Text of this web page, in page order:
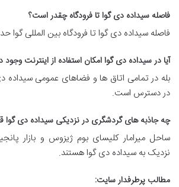
فاصله سیداده دی گوا تا فرودگاه چقدر است؟
فاصله سیداده دی گوا تا فرودگاه بین المللی گوا حدود 30 کیلومتر
آیا در سیداده دی گوا امکان استفاده از اینترنت وجود
بله در تمامی اتاق ها و فضاهای عمومی سیداده
در دسترس است.
چه جاذبه های گردشگری در نزدیکی سیداده دی گوا
ساحل میرامار کلیسای بوم ژیزوس و بازار
نزدیک به سیداده دی گوا هستند.
مطالب پرطرفدار سایت: